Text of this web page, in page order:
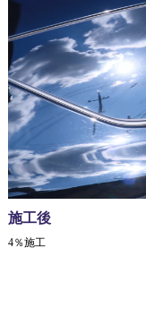
施工後
4％施工